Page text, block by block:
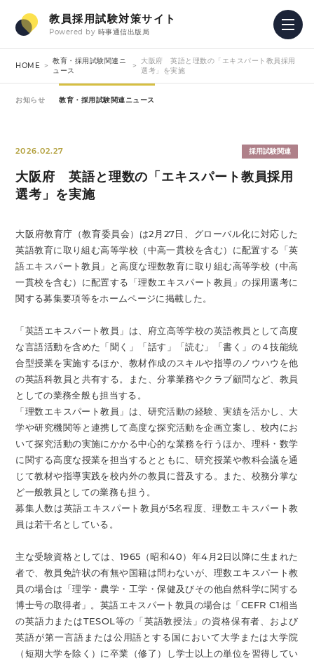
教員採用試験対策サイト
Powered by 時事通信出版局
HOME
教育・採用試験関連ニ
ュース
大阪府 英語と理数の「エキスパート教員採用
選考」を実施
お知らせ 教育・採用試験関連ニュース
2026.02.27 採用試験関連
大阪府 英語と理数の「エキスパート教員採用
選考」を実施
大阪府教育庁（教育委員会）は2月27日、グローバル化に対応した
英語教育に取り組む高等学校（中高一貫校を含む）に配置する「英
語エキスパート教員」と高度な理数教育に取り組む高等学校（中高
一貫校を含む）に配置する「理数エキスパート教員」の採用選考に
関する募集要項等をホームページに掲載した。
「英語エキスパート教員」は、府立高等学校の英語教員として高度
な言語活動を含めた「聞く」「話す」「読む」「書く」の４技能統
合型授業を実施するほか、教材作成のスキルや指導のノウハウを他
の英語科教員と共有する。また、分掌業務やクラブ顧問など、教員
としての業務全般も担当する。
「理数エキスパート教員」は、研究活動の経験、実績を活かし、大
学や研究機関等と連携して高度な探究活動を企画立案し、校内にお
いて探究活動の実施にかかる中心的な業務を行うほか、理科・数学
に関する高度な授業を担当するとともに、研究授業や教科会議を通
じて教材や指導実践を校内外の教員に普及する。また、校務分掌な
ど一般教員としての業務も担う。
募集人数は英語エキスパート教員が5名程度、理数エキスパート教
員は若干名としている。
主な受験資格としては、1965（昭和40）年4月2日以降に生まれた
者で、教員免許状の有無や国籍は問わないが、理数エキスパート教
員の場合は「理学・農学・工学・保健及びその他自然科学に関する
博士号の取得者」。英語エキスパート教員の場合は「CEFR C1相当
の英語力またはTESOL等の「英語教授法」の資格保有者、および
英語が第一言語または公用語とする国において大学または大学院
（短期大学を除く）に卒業（修了）し学士以上の単位を習得してい